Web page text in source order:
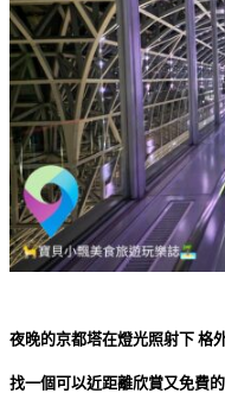
夜晚的京都塔在燈光照射下 格
找一個可以近距離欣賞又免費